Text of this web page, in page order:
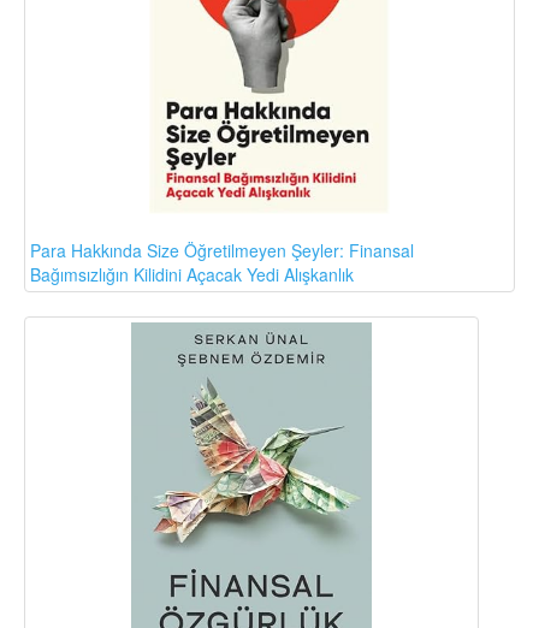
Para Hakkında Size Öğretilmeyen Şeyler: Finansal
Bağımsızlığın Kilidini Açacak Yedi Alışkanlık